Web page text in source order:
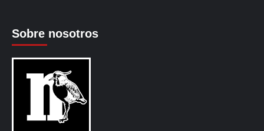
Sobre nosotros